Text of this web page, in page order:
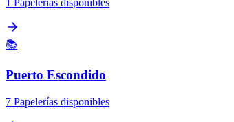
📚
Puerto Escondido
7 Papelerías disponibles